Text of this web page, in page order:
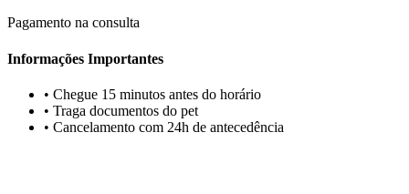
Pagamento na consulta
Informações Importantes
• Chegue 15 minutos antes do horário
• Traga documentos do pet
• Cancelamento com 24h de antecedência